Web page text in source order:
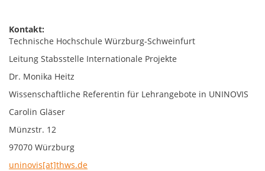
Kontakt:
Technische Hochschule Würzburg-Schweinfurt
Leitung Stabsstelle Internationale Projekte
Dr. Monika Heitz
Wissenschaftliche Referentin für Lehrangebote in UNINOVIS
Carolin Gläser
Münzstr. 12
97070 Würzburg
uninovis[at]thws.de